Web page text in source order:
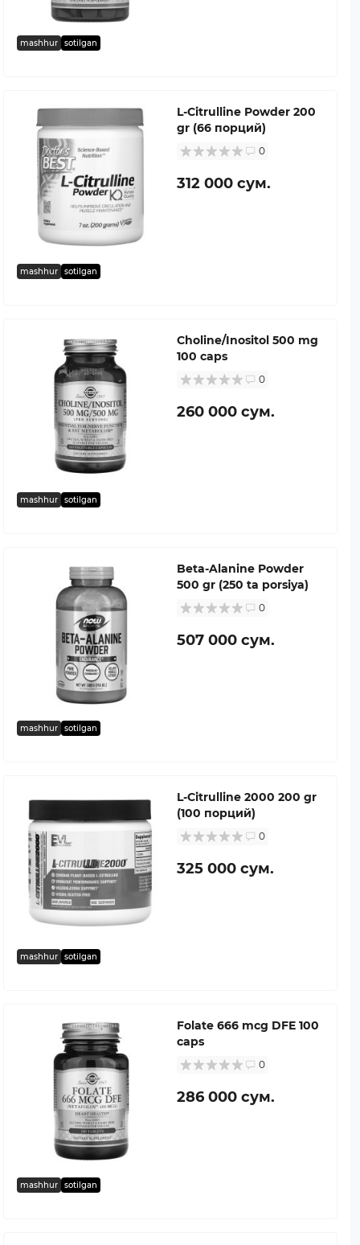
mashhur sotilgan
mashhur sotilgan
L-Citrulline Powder 200
gr (66 порций)
0
312 000 сум.
mashhur sotilgan
Choline/Inositol 500 mg
100 caps
0
260 000 сум.
mashhur sotilgan
Beta-Alanine Powder
500 gr (250 ta porsiya)
0
507 000 сум.
mashhur sotilgan
L-Citrulline 2000 200 gr
(100 порций)
0
325 000 сум.
mashhur sotilgan
Folate 666 mcg DFE 100
caps
0
286 000 сум.